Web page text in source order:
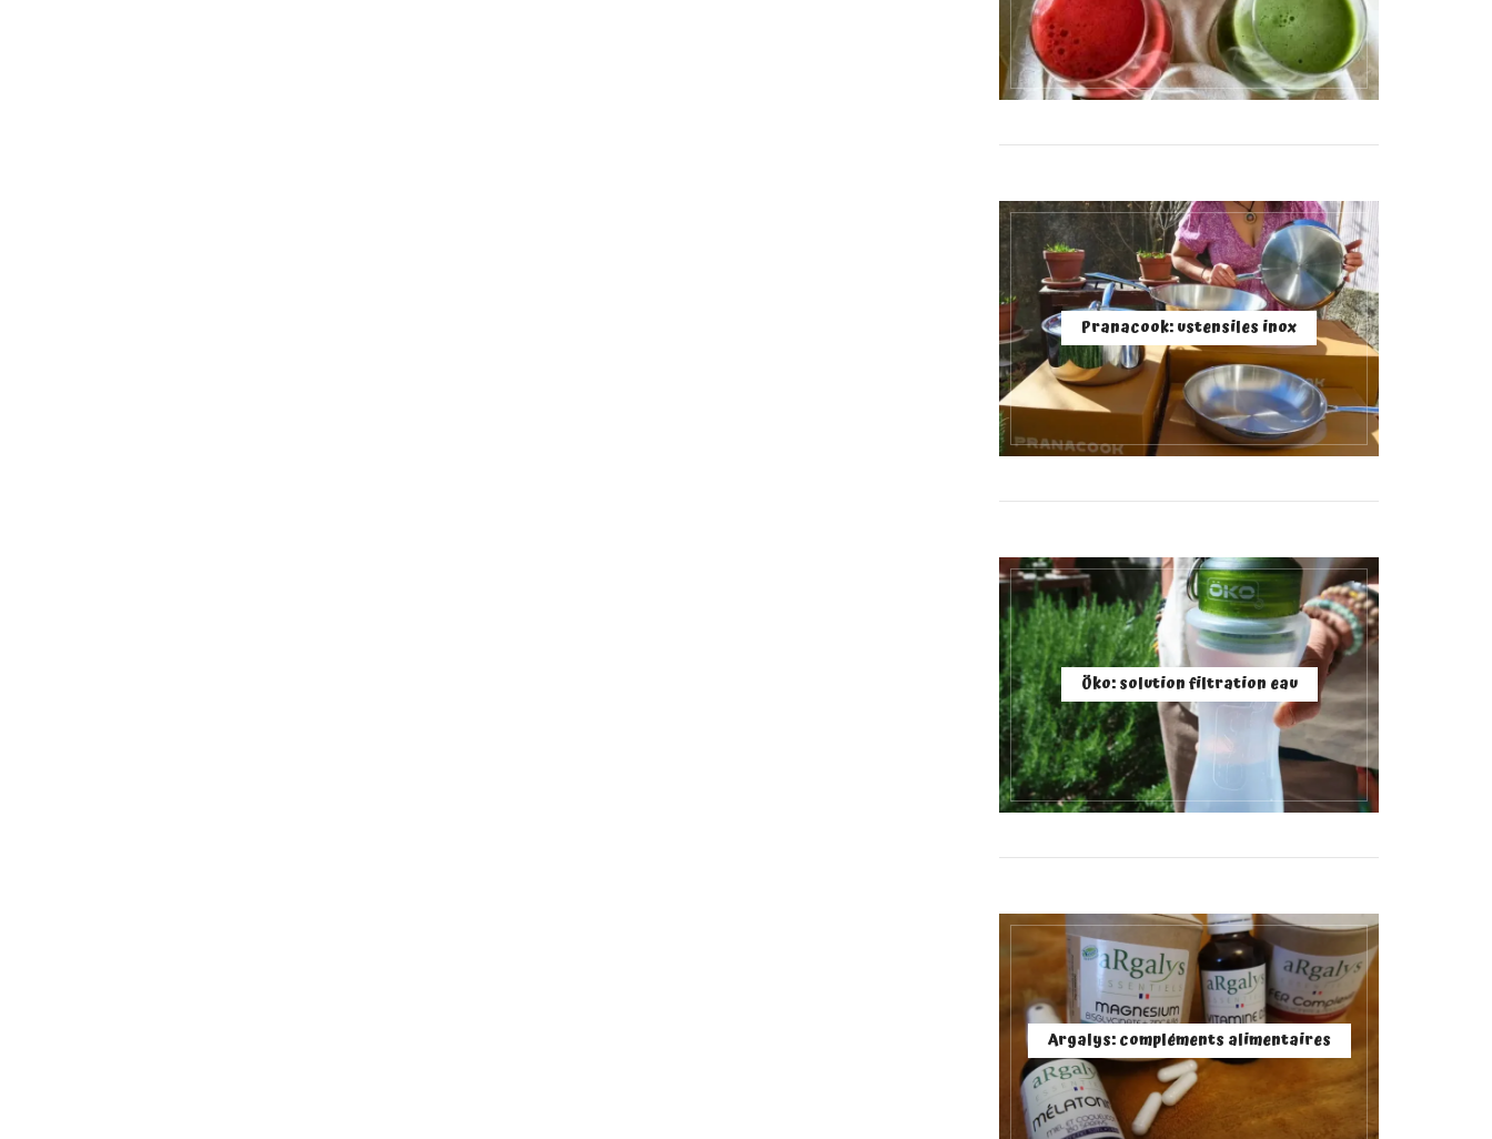
Pranacook: ustensiles inox
Öko: solution filtration eau
Argalys: compléments alimentaires